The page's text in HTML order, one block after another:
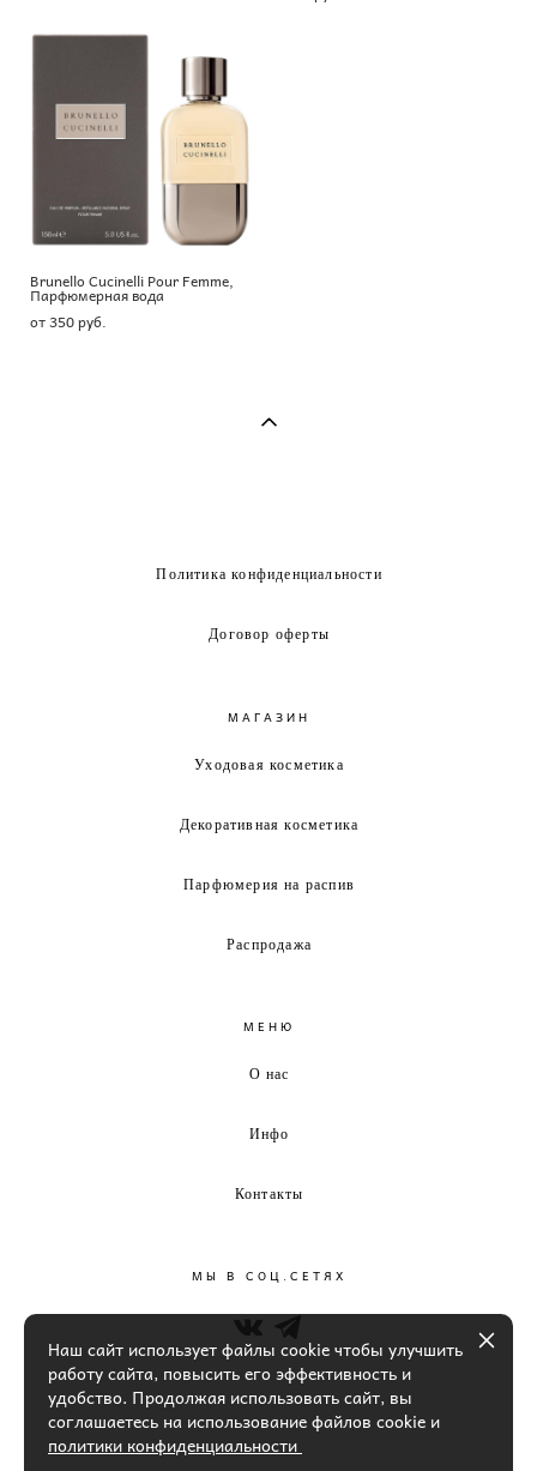
Brunello Cucinelli Pour Femme,
Парфюмерная вода
от 350 pуб.
Политика конфиденциальности
Договор оферты
МАГАЗИН
Уходовая косметика
Декоративная косметика
Парфюмерия на распив
Распродажа
МЕНЮ
О нас
Инфо
Контакты
МЫ В СОЦ.СЕТЯХ
Наш сайт использует файлы cookie чтобы улучшить
работу сайта, повысить его эффективность и
удобство. Продолжая использовать сайт, вы
соглашаетесь на использование файлов cookie и
политики конфиденциальности